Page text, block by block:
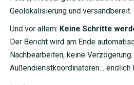
Geolokalisierung und versandbereit.
Und vor allem: Keine Schritte
Der Bericht wird am Ende
Nachbearbeiten, keine
Außendienstkoordinatoren… endlich